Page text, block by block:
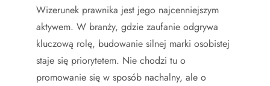
Wizerunek prawnika jest jego najcenniejszym
aktywem. W branży, gdzie zaufanie odgrywa
kluczową rolę, budowanie silnej marki osobistej
staje się priorytetem. Nie chodzi tu o
promowanie się w sposób nachalny, ale o